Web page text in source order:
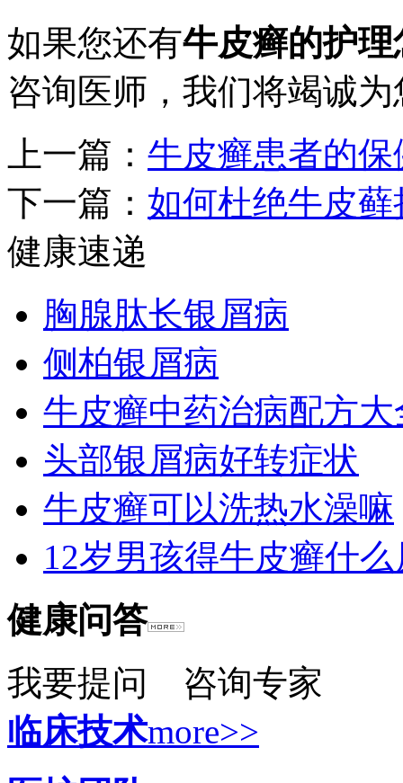
如果您还有牛皮癣的护
咨询医师，我们将竭诚
上一篇： 牛皮癣患者的保
下一篇： 如何杜绝牛皮藓
健康速递
胸腺肽长银屑病
侧柏银屑病
牛皮癣中药治病配方大
头部银屑病好转症状
牛皮癣可以洗热水澡嘛
12岁男孩得牛皮癣什
健康问答
我要提问
咨询专家
临床技术more>>